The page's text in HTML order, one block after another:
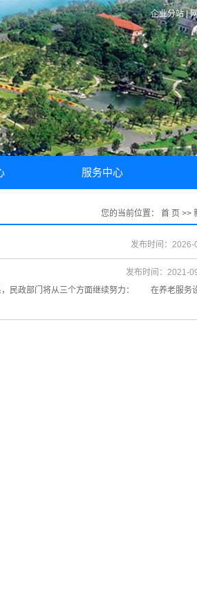
企业分站|
服务中心
保修说明
您的当前位置： 首 页 >>
发布时间：
民政部门将从三个方面继续努力： 在养老服务
发布时间：2021-